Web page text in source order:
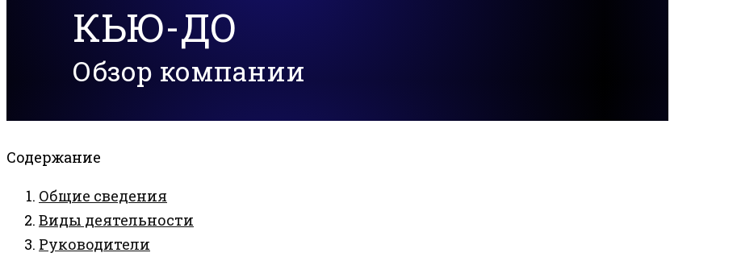
КЬЮ-ДО
Обзор компании
Содержание
Общие сведения
Виды деятельности
Руководители